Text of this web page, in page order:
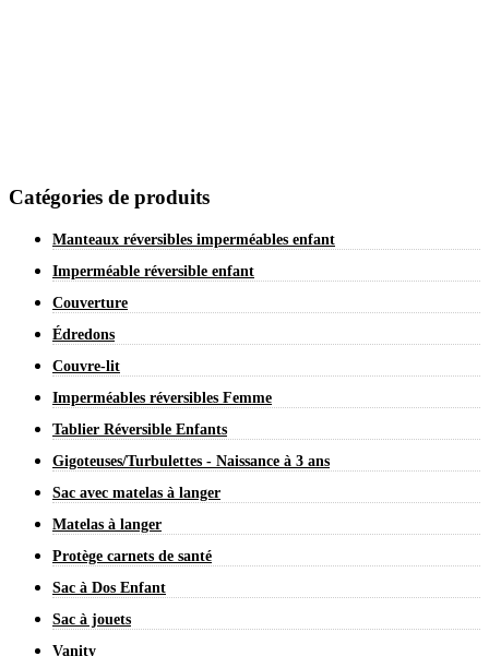
Catégories de produits
Manteaux réversibles imperméables enfant
Imperméable réversible enfant
Couverture
Édredons
Couvre-lit
Imperméables réversibles Femme
Tablier Réversible Enfants
Gigoteuses/Turbulettes - Naissance à 3 ans
Sac avec matelas à langer
Matelas à langer
Protège carnets de santé
Sac à Dos Enfant
Sac à jouets
Vanity